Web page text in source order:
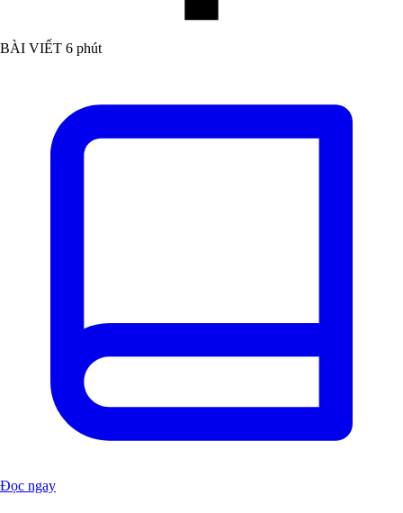
BÀI VIẾT 6 phút
Đọc ngay